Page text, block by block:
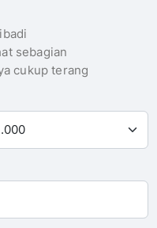
sebagian
cukup terang